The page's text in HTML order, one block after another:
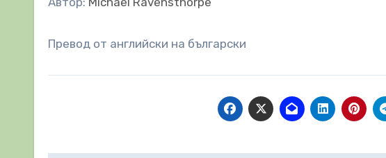
Превод от английски на български